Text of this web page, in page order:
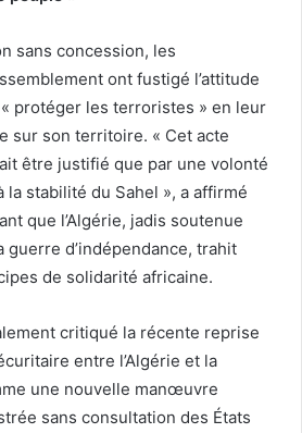
sans concession, les
ont fustigé l’attitude
« protéger les terroristes » en leur
sur son territoire. « Cet acte
être justifié que par une volonté
stabilité du Sahel », a affirmé
que l’Algérie, jadis soutenue
guerre d’indépendance, trahit
de solidarité africaine.
critiqué la récente reprise
entre l’Algérie et la
une nouvelle manœuvre
sans consultation des États